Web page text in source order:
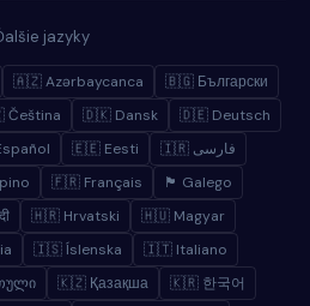
jazyky
🇦🇿 Azərbaycanca
🇧🇬 Български
🇩🇰 Dansk
🇩🇪 Deutsch
🇪🇪 Eesti
🇮🇷 فارسی
🇫🇷 Français
🏴 Galego
🇭🇷 Hrvatski
🇭🇺 Magyar
🇮🇸 Íslenska
🇮🇹 Italiano
🇰🇿 Қазақша 🇰🇷 한국어